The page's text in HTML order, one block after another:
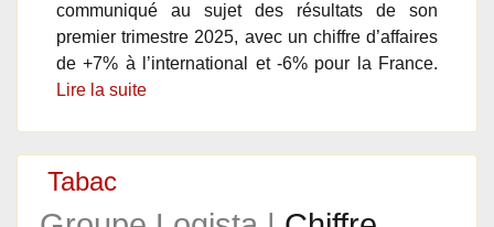
communiqué au sujet des résultats de son
premier trimestre 2025, avec un chiffre d’affaires
de +7% à l’international et -6% pour la France.
Lire la suite
Tabac